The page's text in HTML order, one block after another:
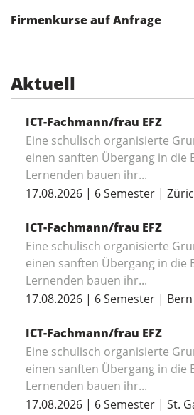
Firmenkurse auf Anfrage
Aktuell
ICT-Fachmann/frau EFZ
Eine schulisch organisierte
einen sanften Übergang in die
Lernenden bauen ihr...
17.08.2026 | 6 Semester |
ICT-Fachmann/frau EFZ
Eine schulisch organisierte
einen sanften Übergang in die
Lernenden bauen ihr...
17.08.2026 | 6 Semester | Bern
ICT-Fachmann/frau EFZ
Eine schulisch organisierte
einen sanften Übergang in die
Lernenden bauen ihr...
17.08.2026 | 6 Semester | St.